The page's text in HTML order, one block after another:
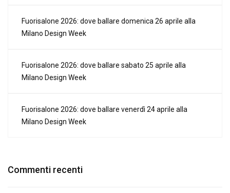
Fuorisalone 2026: dove ballare domenica 26 aprile alla
Milano Design Week
Fuorisalone 2026: dove ballare sabato 25 aprile alla
Milano Design Week
Fuorisalone 2026: dove ballare venerdì 24 aprile alla
Milano Design Week
Commenti recenti